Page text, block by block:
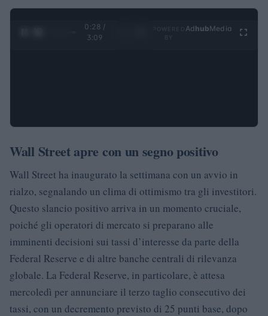
0:28 /
3:09
Ad hubMedia
Wall Street apre con un segno positivo
Wall Street ha inaugurato la settimana con un avvio in
rialzo, segnalando un clima di ottimismo tra gli investitori.
Questo slancio positivo arriva in un momento cruciale,
poiché gli operatori di mercato si preparano alle
imminenti decisioni sui tassi d’interesse da parte della
Federal Reserve e di altre banche centrali di rilevanza
globale. La Federal Reserve, in particolare, è attesa
mercoledì per annunciare il terzo taglio consecutivo dei
tassi, con un decremento previsto di 25 punti base, dopo